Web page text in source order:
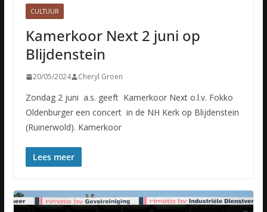
CULTUUR
Kamerkoor Next 2 juni op
Blijdenstein
20/05/2024 Cheryl Groen
Zondag 2 juni a.s. geeft Kamerkoor Next o.l.v. Fokko
Oldenburger een concert in de NH Kerk op Blijdenstein
(Ruinerwold). Kamerkoor
Lees meer